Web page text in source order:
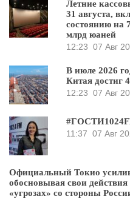
Летние
31 августа,
состоянию на
млрд юаней
12:23 07 Авг
В июле 2026
Китая достиг
12:23 07 Авг
11:37 07 Авг
Официальный Токио
обосновывая свои
«угрозах» со стороны